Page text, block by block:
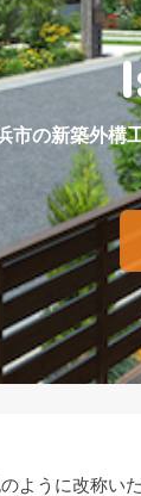
市の新築外構
ように改称い